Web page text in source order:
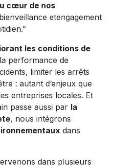
cœur de nos
etengagement
les conditions de
performance de
limiter les arrêts
: autant d’enjeux que
entreprises locales. Et
passe aussi par la
, nous intégrons
dans
dans plusieurs